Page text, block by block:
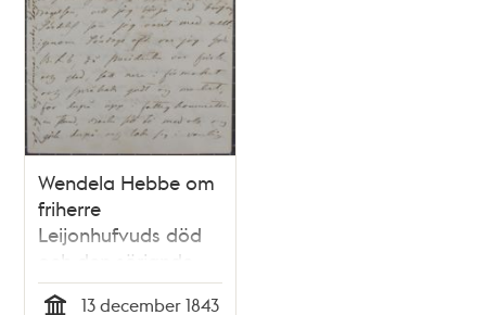
Wendela Hebbe om
friherre
Leijonhufvuds död
och den sörjande
änkan - brev 1843
13 december 1843